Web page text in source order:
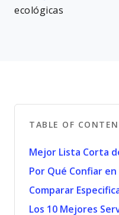
ecológicas
TABLE OF
Mejor Lista Corta
Por Qué Confiar
Comparar
Los 10 Mejores